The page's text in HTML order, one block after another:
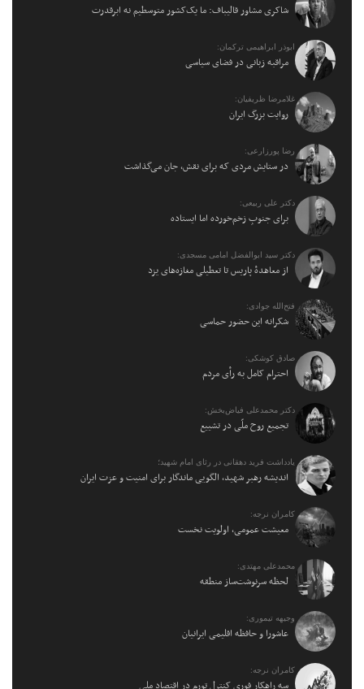
شاکری مشاور قالیباف: ما یک‌کشور متوسطیم نه ابرقدرت
ابوذر ابراهیمی ترکمان:
مراقبه زبانی در فضای سیاسی
غلامرضا ظریفیان:
روایت بزرگ ایران
رضا پورزارعی:
در ستایش مردی که برای نقش، جان می‌گذاشت
دکتر علی ربیعی:
برای جنوبِ زخم‌خورده اما ایستاده
دکتر سید ابوالفضل امامی مسجدی:
از معاهدهٔ پاریس تا تعطیلی مغازه‌های یزد
فتح‌الله جوادی:
شکرانه این حضور حماسی
صادق کوشکی:
احترام کامل به رأی مردم
دکتر محمدعلی فیاض‌بخش:
تجمیع روح ملّی در تشییع
یادداشت فرید دهقانی در رثای امام شهید؛
اندیشه رهبر شهید، الگویی ماندگار برای امنیت و عزت ایران
کامران نرجه:
معیشت عمومی، اولویت نخست
محمدعلی مهتدی:
لحظه سرنوشت‌ساز منطقه
وجیهه تیموری:
عاشورا و حافظه اقلیمی ایرانیان
کامران نرجه:
سه راهکار فوری کنترل تورم در اقتصاد ملی